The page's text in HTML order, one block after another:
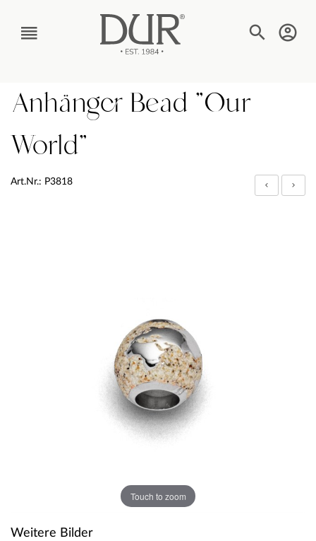
TEXT_BTN_MENU
Anhänger Bead "Our
World"
Art.Nr.: P3818
Touch to zoom
Weitere Bilder